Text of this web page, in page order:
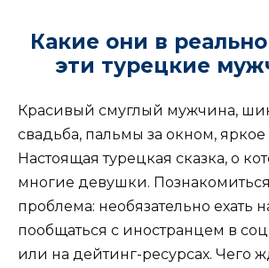
Какие они в
эти турецкие
Красивый смуглый мужчина,
свадьба, пальмы за окном,
Настоящая турецкая сказка, о
многие девушки.
проблема: необязательно ехать
пообщаться с иностранцем в
или на дейтинг-ресурсах. Чего